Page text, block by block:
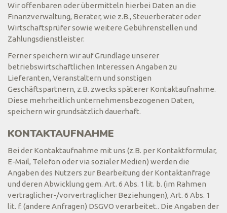
Wir offenbaren oder übermitteln hierbei Daten an die
Finanzverwaltung, Berater, wie z.B., Steuerberater oder
Wirtschaftsprüfer sowie weitere Gebührenstellen und
Zahlungsdienstleister.
Ferner speichern wir auf Grundlage unserer
betriebswirtschaftlichen Interessen Angaben zu
Lieferanten, Veranstaltern und sonstigen
Geschäftspartnern, z.B. zwecks späterer Kontaktaufnahme.
Diese mehrheitlich unternehmensbezogenen Daten,
speichern wir grundsätzlich dauerhaft.
KONTAKTAUFNAHME
Bei der Kontaktaufnahme mit uns (z.B. per Kontaktformular,
E-Mail, Telefon oder via sozialer Medien) werden die
Angaben des Nutzers zur Bearbeitung der Kontaktanfrage
und deren Abwicklung gem. Art. 6 Abs. 1 lit. b. (im Rahmen
vertraglicher-/vorvertraglicher Beziehungen), Art. 6 Abs. 1
lit. f. (andere Anfragen) DSGVO verarbeitet.. Die Angaben der